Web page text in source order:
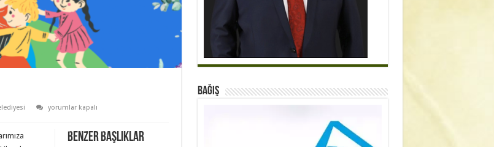
23
OLSUN
yorumlar kapalı
Benzer Başlıklar
BAĞIŞ